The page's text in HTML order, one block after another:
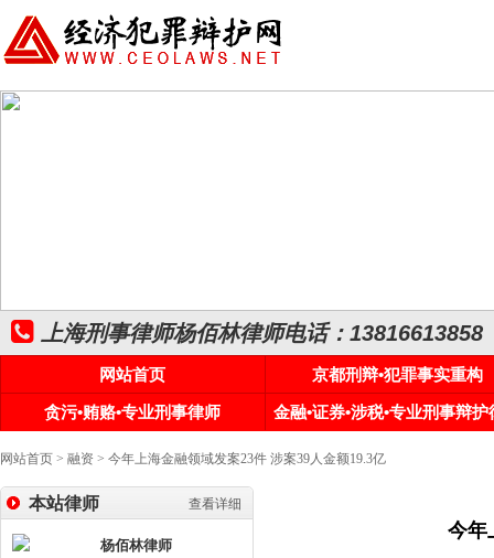
上海刑事律师杨佰林律师电话：13816613858
网站首页
京都刑辩•犯罪事实重构
贪污•贿赂•专业刑事律师
金融•证券•涉税•专业刑事辩护
网站首页 > 融资 > 今年上海金融领域发案23件 涉案39人金额19.3亿
查看详细
本站律师
今年